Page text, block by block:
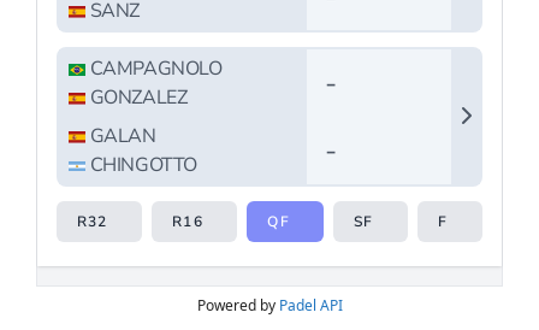
Powered by Padel API